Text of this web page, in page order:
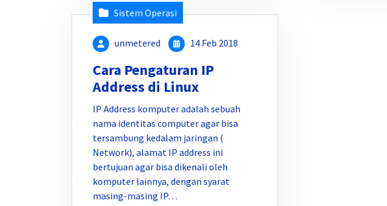
Sistem Operasi
unmetered 14 Feb 2018
Cara Pengaturan IP
Address di Linux
IP Address komputer adalah sebuah
nama identitas computer agar bisa
tersambung kedalam jaringan (
Network), alamat IP address ini
bertujuan agar bisa dikenali oleh
komputer lainnya, dengan syarat
masing-masing IP…